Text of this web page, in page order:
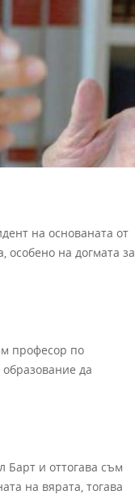
на основаната от
особено на догмата за
професор по
да
Барт и оттогава съм
на вярата, тогава